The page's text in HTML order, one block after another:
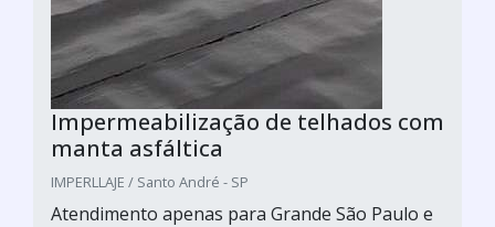
Impermeabilização de telhados com
manta asfáltica
IMPERLLAJE / Santo André - SP
Atendimento apenas para Grande São Paulo e